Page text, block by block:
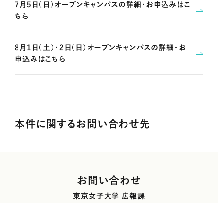
7月5日（日）オープンキャンパスの詳細・お申込みはこ
ちら
8月1日（土）・2日（日）オープンキャンパスの詳細・お
申込みはこちら
本件に関するお問い合わせ先
お問い合わせ
東京女子大学 広報課